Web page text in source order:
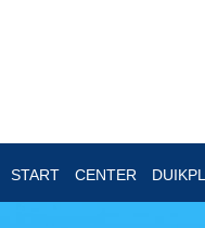
START CENTER